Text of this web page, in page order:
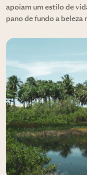
apoiam um estilo de
pano de fundo a beleza